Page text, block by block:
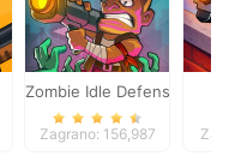
Zombie Idle Defense
Zagrano: 156,987